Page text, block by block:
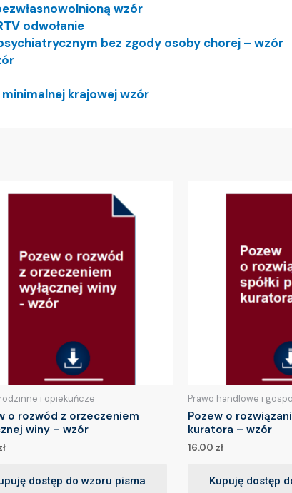
wzór
odwołanie
bez zgody osoby chorej – wzór
krajowej wzór
i opiekuńcze
o rozwód z orzeczeniem
winy – wzór
dostęp do wzoru pisma
Prawo handlowe i
Pozew o
kuratora – wzór
16.00 zł
Kupuję dostęp